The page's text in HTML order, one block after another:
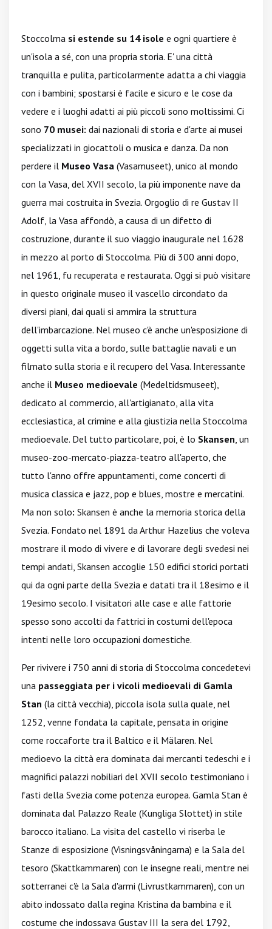
Stoccolma si estende su 14 isole e ogni quartiere è
un'isola a sé, con una propria storia. E' una città
tranquilla e pulita, particolarmente adatta a chi viaggia
con i bambini; spostarsi è facile e sicuro e le cose da
vedere e i luoghi adatti ai più piccoli sono moltissimi. Ci
sono 70 musei: dai nazionali di storia e d'arte ai musei
specializzati in giocattoli o musica e danza. Da non
perdere il Museo Vasa (Vasamuseet), unico al mondo
con la Vasa, del XVII secolo, la più imponente nave da
guerra mai costruita in Svezia. Orgoglio di re Gustav II
Adolf, la Vasa affondò, a causa di un difetto di
costruzione, durante il suo viaggio inaugurale nel 1628
in mezzo al porto di Stoccolma. Più di 300 anni dopo,
nel 1961, fu recuperata e restaurata. Oggi si può visitare
in questo originale museo il vascello circondato da
diversi piani, dai quali si ammira la struttura
dell'imbarcazione. Nel museo c'è anche un'esposizione di
oggetti sulla vita a bordo, sulle battaglie navali e un
filmato sulla storia e il recupero del Vasa. Interessante
anche il Museo medioevale (Medeltidsmuseet),
dedicato al commercio, all'artigianato, alla vita
ecclesiastica, al crimine e alla giustizia nella Stoccolma
medioevale. Del tutto particolare, poi, è lo Skansen, un
museo-zoo-mercato-piazza-teatro all'aperto, che
tutto l'anno offre appuntamenti, come concerti di
musica classica e jazz, pop e blues, mostre e mercatini.
Ma non solo: Skansen è anche la memoria storica della
Svezia. Fondato nel 1891 da Arthur Hazelius che voleva
mostrare il modo di vivere e di lavorare degli svedesi nei
tempi andati, Skansen accoglie 150 edifici storici portati
qui da ogni parte della Svezia e datati tra il 18esimo e il
19esimo secolo. I visitatori alle case e alle fattorie
spesso sono accolti da fattrici in costumi dell'epoca
intenti nelle loro occupazioni domestiche.
Per rivivere i 750 anni di storia di Stoccolma concedetevi
una passeggiata per i vicoli medioevali di Gamla
Stan (la città vecchia), piccola isola sulla quale, nel
1252, venne fondata la capitale, pensata in origine
come roccaforte tra il Baltico e il Mälaren. Nel
medioevo la città era dominata dai mercanti tedeschi e i
magnifici palazzi nobiliari del XVII secolo testimoniano i
fasti della Svezia come potenza europea. Gamla Stan è
dominata dal Palazzo Reale (Kungliga Slottet) in stile
barocco italiano. La visita del castello vi riserba le
Stanze di esposizione (Visningsvåningarna) e la Sala del
tesoro (Skattkammaren) con le insegne reali, mentre nei
sotterranei c'è la Sala d'armi (Livrustkammaren), con un
abito indossato dalla regina Kristina da bambina e il
costume che indossava Gustav III la sera del 1792,